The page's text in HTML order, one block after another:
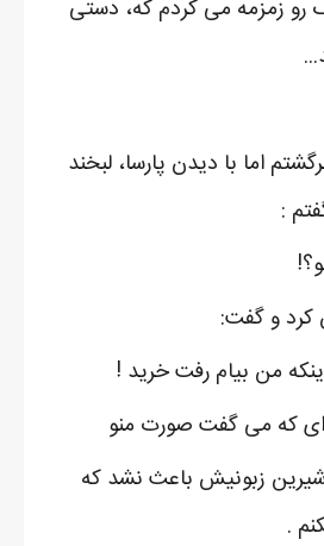
رو زمزمه می کردم که، دستی
اما با دیدن پارسا، لبخند
:
کرد و گفت:
من بیام رفت خرید !
ای که می گفت صورت منو
شیرین زبونیش باعث نشد که
.